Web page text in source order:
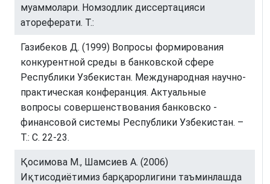
муаммолари. Номзодлик диссертацияси
атореферати. Т.:
Газибеков Д. (1999) Вопросы формирования
конкурентной среды в банковской сфере
Республики Узбекистан. Международная научно-
практическая конферанция. Актуальные
вопросы совершенствования банковско -
финансовой системы Республики Узбекистан. –
Т.: С. 22-23.
Қосимова М., Шамсиев А. (2006)
Иқтисодиётимиз барқарорлигини таъминлашда